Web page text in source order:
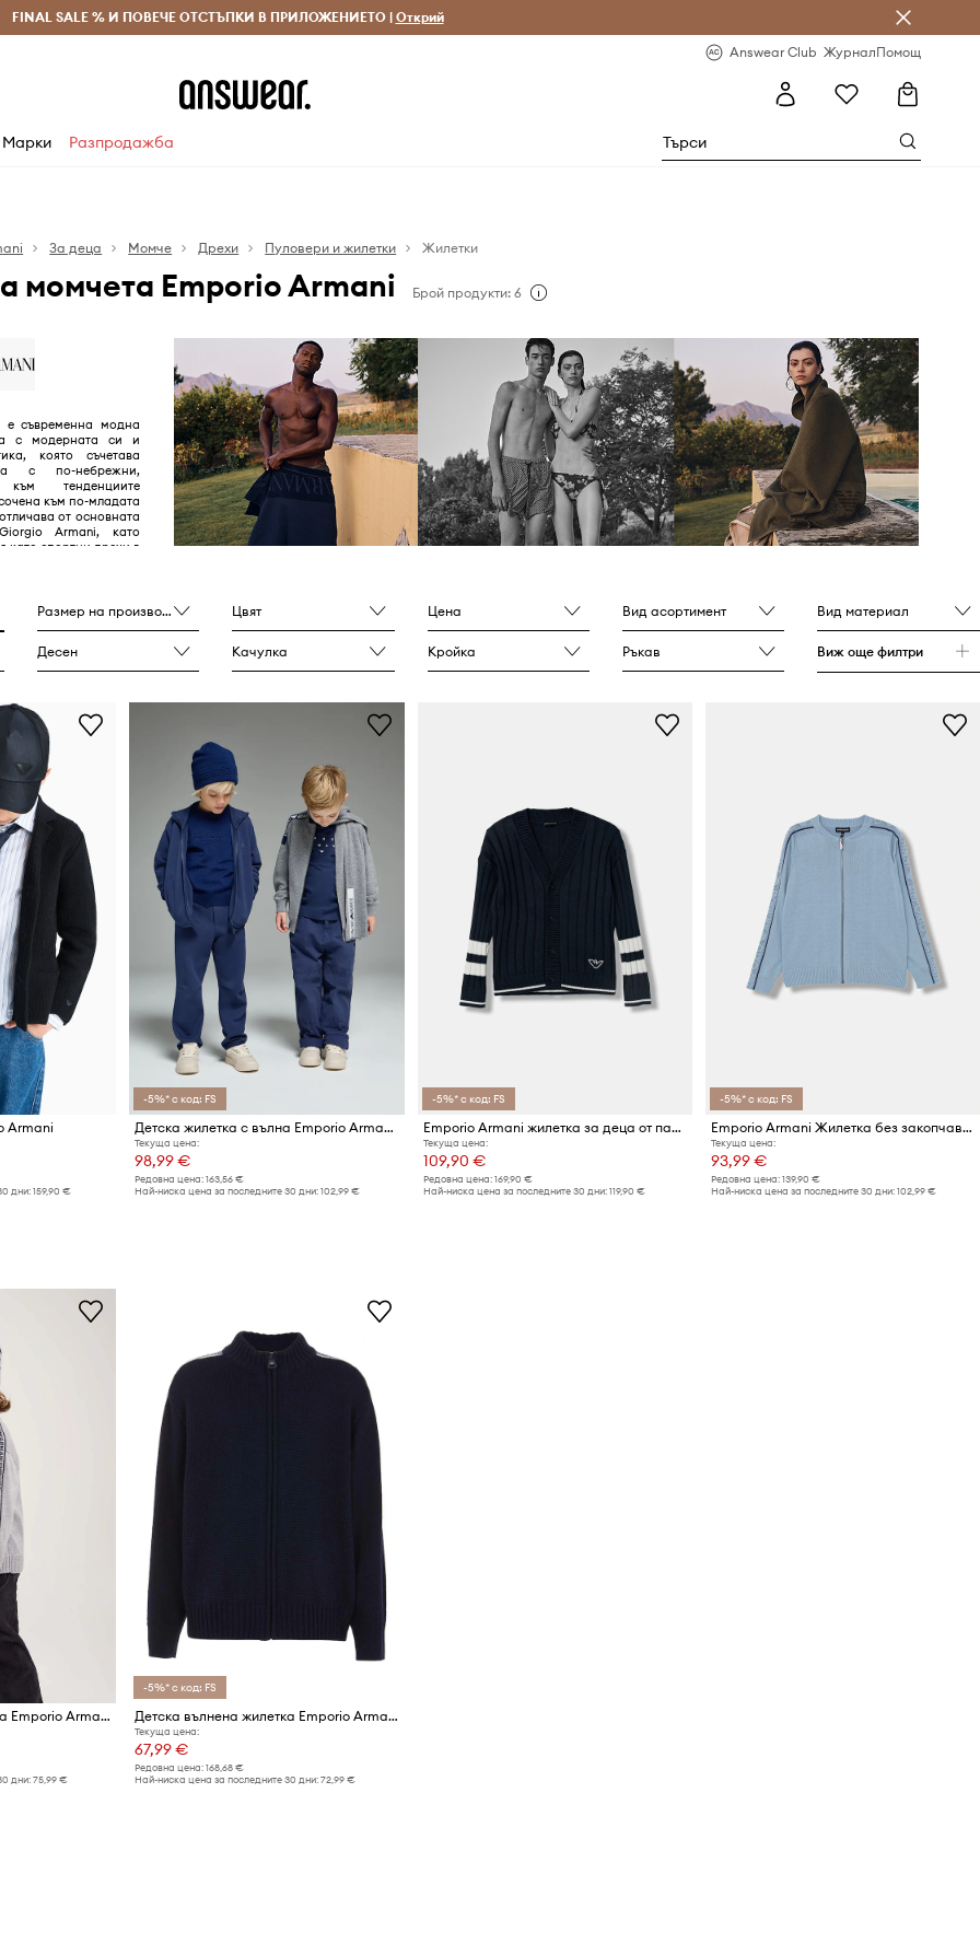
и връщане за поръчки над 70 EUR Доставка 1-5 дни
FINAL SALE % И ПОВЕЧЕ ОТСТЪПКИ В ПРИЛОЖЕНИЕТО | Открий
Answear Club ЖурналПомощ
Марки Разпродажба
За деца Момче Дрехи Пуловери и жилетки Жилетки
момчета Emporio Armani Брой продукти: 6
е съвременна модна
с модерната си и
която съчетава
с по-небрежни,
към тенденциите
към по-младата
от основната
Armani, като
като спортни дрехи в
часовници,
и парфюми, и се
и ежедневни
Размер на производителя Цвят Цена Вид асортимент Вид материал
Десен Качулка Кройка Ръкав Виж още филтри
Armani
дни: 159,90 €
-5%* с код: FS
Детска жилетка с вълна Emporio Armani
Текуща цена:
98,99 €
Редовна цена: 163,56 €
Най-ниска цена за последните 30 дни: 102,99 €
-5%* с код: FS
Emporio Armani жилетка за деца от памук
Текуща цена:
109,90 €
Редовна цена: 169,90 €
Най-ниска цена за последните 30 дни: 119,90 €
-5%* с код: FS
Emporio Armani Жилетка без закопчаване за деца памучна
Текуща цена:
93,99 €
Редовна цена: 139,90 €
Най-ниска цена за последните 30 дни: 102,99 €
Детска вълнена жилетка Emporio Armani
дни: 75,99 €
-5%* с код: FS
Детска вълнена жилетка Emporio Armani
Текуща цена:
67,99 €
Редовна цена: 168,68 €
Най-ниска цена за последните 30 дни: 72,99 €